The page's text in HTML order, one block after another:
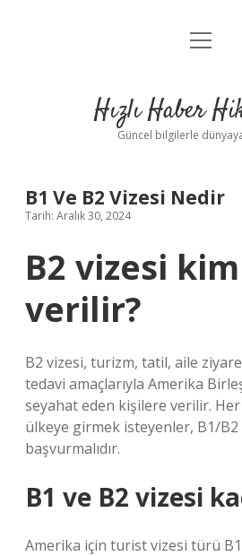
Anasayfa
Yasal Uyarı
menüyü
Hızlı Haber
Güncel bilgilerle
B1 Ve B2 Vizesi Nedir
Tarih: Aralık 30, 2024
B2 vizesi
verilir?
B2 vizesi, turizm, tatil, aile
tedavi amaçlarıyla Amerika
seyahat eden kişilere verilir.
ülkeye girmek isteyenler, B1/
başvurmalıdır.
B1 ve B2 vizesi
Amerika için turist vizesi türü